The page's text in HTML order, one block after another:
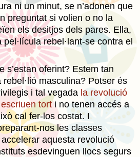
ni un minut, se n’adonen que
preguntat si volien o no la
els desitjos dels pares. Ella,
rebel·lant-se contra el
s’estan oferint? Estem tan
rebel·lió masculina? Potser és
i tal vegada la revolució
torti no tenen accés a
cal fer-los costat. I
nos les classes
aquesta revolució
esdevinguen llocs segurs